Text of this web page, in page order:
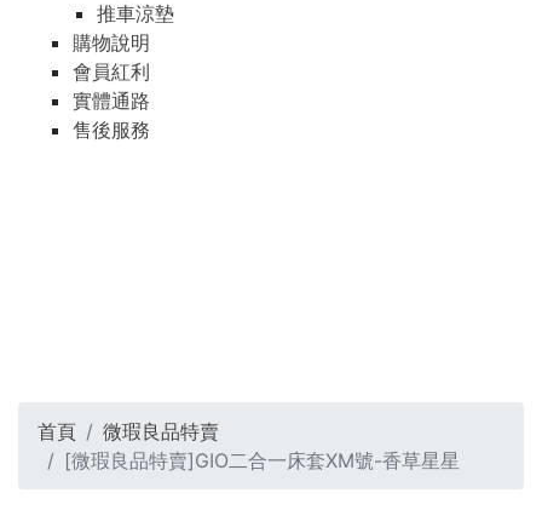
推車涼墊
購物說明
會員紅利
實體通路
售後服務
首頁
微瑕良品特賣
[微瑕良品特賣]GIO二合一床套XM號-香草星星